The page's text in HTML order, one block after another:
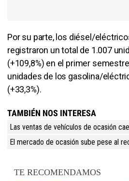
Por su parte, los diésel/
registraron un total de 1.007
(+109,8%) en el primer
unidades de los gasolina/
(+33,3%).
TAMBIÉN NOS INTERESA
Las ventas de vehículos de ocasión
El mercado de ocasión sube pese al
TE RECOMENDAMOS